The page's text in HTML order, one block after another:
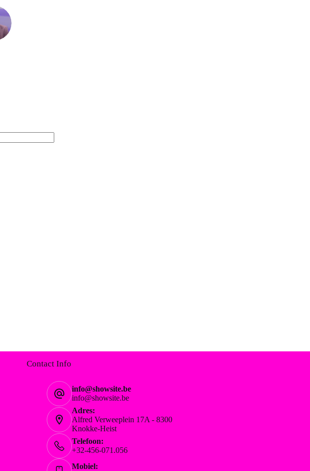
Contact Info
info@showsite.be
info@showsite.be
Adres:
Alfred Verweeplein 17A - 8300
Knokke-Heist
Telefoon:
+32-456-071.056
Mobiel: